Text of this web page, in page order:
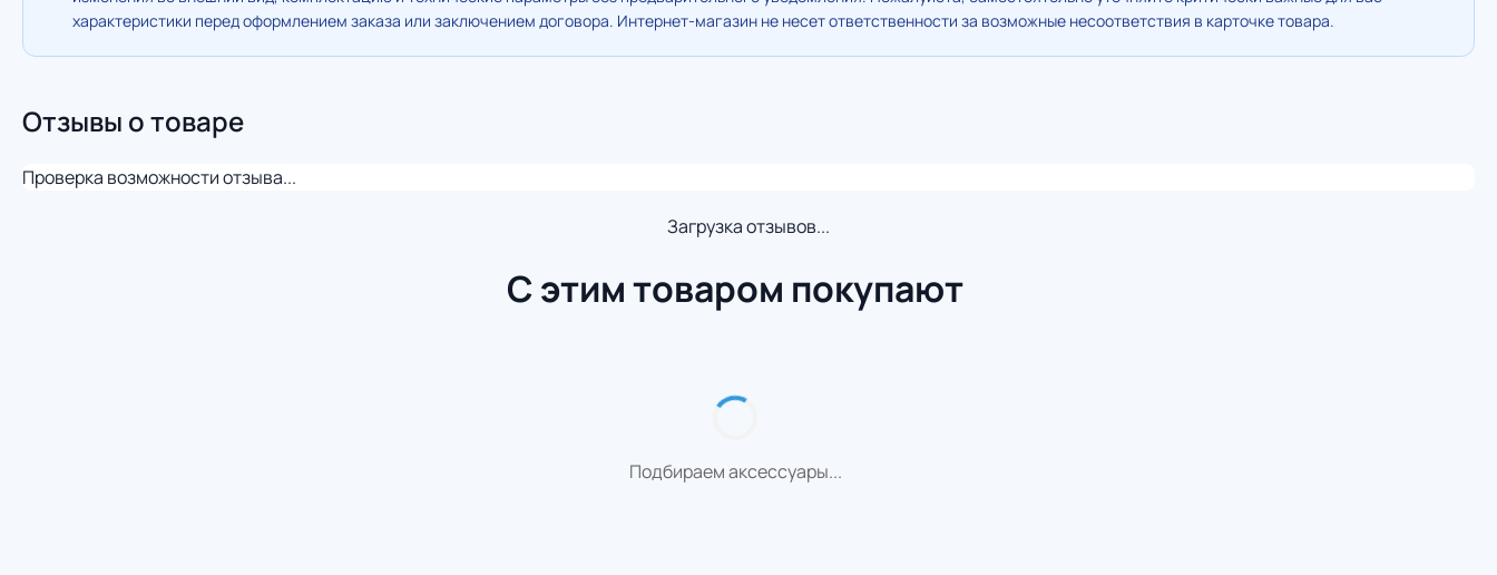
характеристики перед оформлением заказа или заключением договора. Интернет-магазин не несет ответственности за возможные несоответствия в карточке товара.
Отзывы о товаре
Проверка возможности отзыва...
Загрузка отзывов...
С этим товаром покупают
Подбираем аксессуары...